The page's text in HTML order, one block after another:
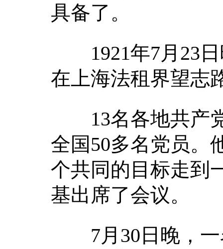
具备了。
1921年7月23日
在上海法租界望志
13名各地共产党
全国50多名党员。
个共同的目标走到
基出席了会议。
7月30日晚，一